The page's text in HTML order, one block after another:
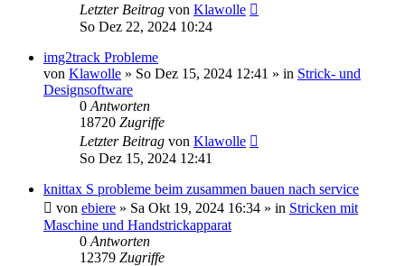
Letzter Beitrag von Klawolle
So Dez 22, 2024 10:24
img2track Probleme
von Klawolle » So Dez 15, 2024 12:41 » in Strick- und
Designsoftware
0 Antworten
18720 Zugriffe
Letzter Beitrag von Klawolle
So Dez 15, 2024 12:41
knittax S probleme beim zusammen bauen nach service
von ebiere » Sa Okt 19, 2024 16:34 » in Stricken mit
Maschine und Handstrickapparat
0 Antworten
12379 Zugriffe